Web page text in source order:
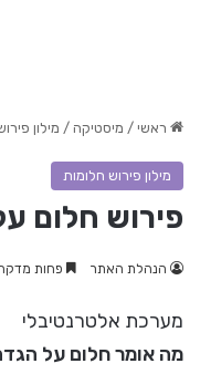
ראשי / מיסטיקה / מילון
מילון פירוש חלומות
פירוש חלום
הנהלת האתר פחות
מערכת אלטרנטיבלי
מה אומר חלום על